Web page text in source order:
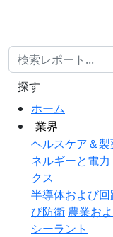
ホーム
業界
ヘルスケア＆製
ネルギーと電力
クス
半導体および回
び防衛 農業お
シーラント
探す